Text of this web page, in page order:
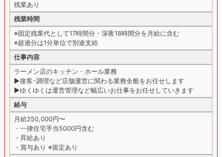
残業あり
残業時間
※固定残業代として17時間分・深夜18時間分を月給に含む
※超過分は1分単位で別途支給
仕事内容
ラーメン店のキッチン・ホール業務
▶︎接客･調理など店舗運営に関わる業務全般をお任せします
▶︎ゆくゆくは運営管理など幅広いお仕事をお任せしていきます
給与
月給250,000円〜
・一律住宅手当5000円含む
・昇給あり
・賞与あり ※規定あり